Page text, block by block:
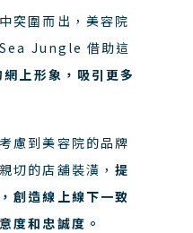
突圍而出，美容院
Jungle 借助這
上形象，吸引更多
慮到美容院的品牌
切的店舖裝潢， 提
創造線上線下一致
度和忠誠度。